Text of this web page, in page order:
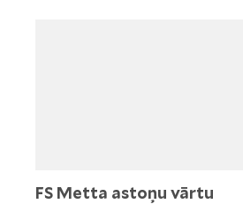
FS Metta astoņu vārtu